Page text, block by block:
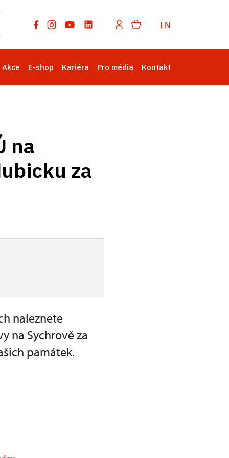
EN
Akce E-shop Kariéra Pro média Kontakt
na
za
naleznete
na Sychrově za
památek.